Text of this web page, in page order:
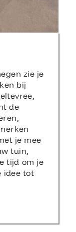
zie je
bij
de
je mee
tuin,
tijd om je
idee tot